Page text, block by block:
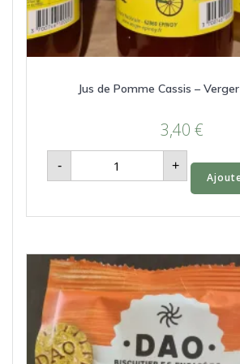
Jus de Pomme Cassis – Verger
3,40 €
-
quantité
de
Jus
Cassis
d’Epinoy
+